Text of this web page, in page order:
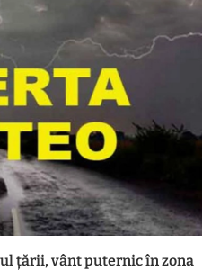
țării, vânt puternic în zona